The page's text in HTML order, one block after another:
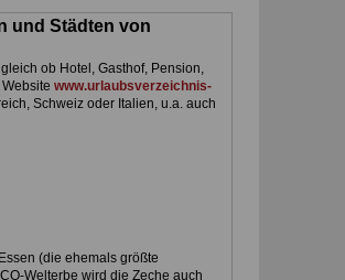
und Städten von
ob Hotel, Gasthof, Pension,
www.urlaubsverzeichnis-
Schweiz oder Italien, u.a. auch
(die ehemals größte
Welterbe wird die Zeche auch